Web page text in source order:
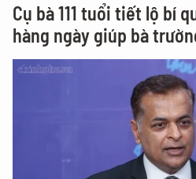
Cụ bà 111 tuổi tiết lộ bí
hàng ngày giúp bà